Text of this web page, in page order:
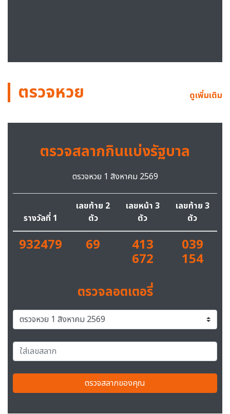
ตรวจหวย ดูเพิ่มเติม
ตรวจสลากกินแบ่งรัฐบาล
ตรวจหวย 1 สิงหาคม 2569
รางวัลที่ 1
เลขท้าย 2
ตัว
เลขหน้า 3
ตัว
เลขท้าย 3
ตัว
932479 69 413
672
039
154
ตรวจลอตเตอรี่
ตรวจสลากของคุณ